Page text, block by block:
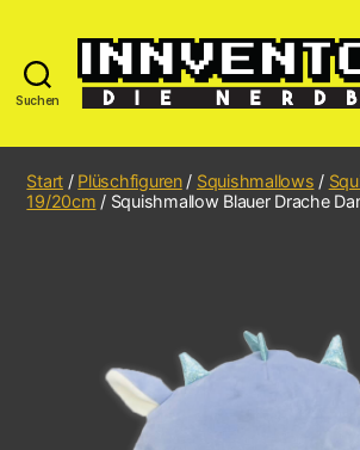
Suchen
Start / Plüschfiguren/ Squishmallows /
19/20cm / Squishmallow Blauer Drache